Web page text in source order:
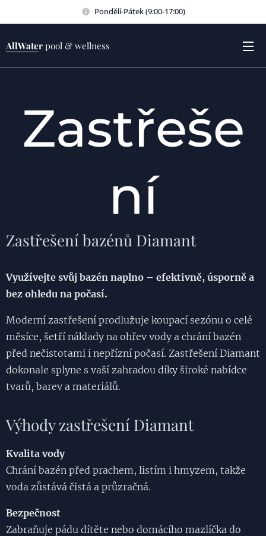
Pondělí-Pátek (9:00-17:00)
AllWater pool & wellness
Zastřeše
ní
Zastřešení bazénů Diamant
Využívejte svůj bazén naplno – efektivně, úsporně a
bez ohledu na počasí.
Moderní zastřešení prodlužuje koupací sezónu o celé
měsíce, šetří náklady na ohřev vody a chrání bazén
před nečistotami i nepřízní počasí. Zastřešení Diamant
dokonale splyne s vaší zahradou díky široké nabídce
tvarů, barev a materiálů.
Výhody zastřešení Diamant
Kvalita vody
Chrání bazén před prachem, listím i hmyzem, takže
voda zůstává čistá a průzračná.
Bezpečnost
Zabraňuje pádu dítěte nebo domácího mazlíčka do